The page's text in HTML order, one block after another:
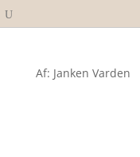
Af: Janken Varden